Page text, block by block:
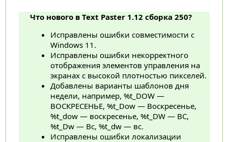
Что нового в Text Paster 1.12 сборка 250?
Исправлены ошибки совместимости с
Windows 11.
Исправлены ошибки некорректного
отображения элементов управления на
экранах с высокой плотностью пикселей.
Добавлены варианты шаблонов дня
недели, например, %t_DOW —
ВОСКРЕСЕНЬЕ, %t_Dow — Воскресенье,
%t_dow — воскресенье, %t_DW — ВС,
%t_Dw — Вс, %t_dw — вс.
Исправлены ошибки локализации